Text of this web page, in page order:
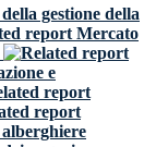
gestione della
Mercato
e